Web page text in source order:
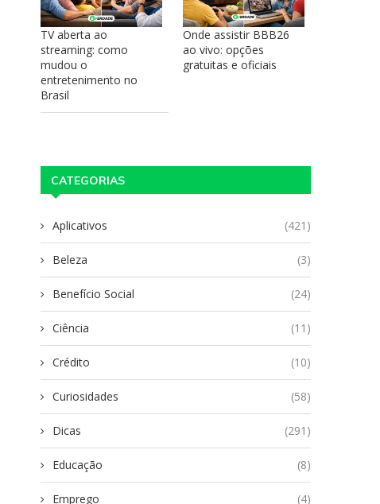
TV aberta ao
streaming: como
mudou o
entretenimento no
Brasil
Onde assistir BBB26
ao vivo: opções
gratuitas e oficiais
CATEGORIAS
Aplicativos (421)
Beleza (3)
Benefício Social (24)
Ciência (11)
Crédito (10)
Curiosidades (58)
Dicas (291)
Educação (8)
Emprego (4)